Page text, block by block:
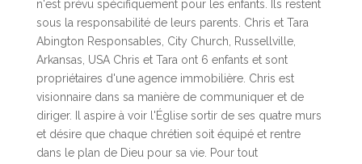
n'est prévu spécifiquement pour les enfants. Ils restent
sous la responsabilité de leurs parents. Chris et Tara
Abington Responsables, City Church, Russellville,
Arkansas, USA Chris et Tara ont 6 enfants et sont
propriétaires d'une agence immobilière. Chris est
visionnaire dans sa manière de communiquer et de
diriger. Il aspire à voir l'Église sortir de ses quatre murs
et désire que chaque chrétien soit équipé et rentre
dans le plan de Dieu pour sa vie. Pour tout